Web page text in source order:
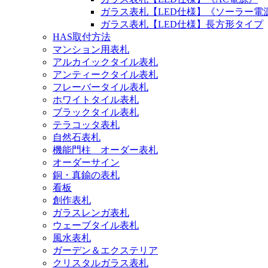
ガラス表札【LED仕様】《ソーラー電
ガラス表札【LED仕様】長方形タイプ
HAS取付方法
マンション用表札
アルカイックタイル表札
アンティークタイル表札
フレーバータイル表札
ホワイトタイル表札
ブラックタイル表札
テラコッタ表札
自然石表札
機能門柱 オーダー表札
オーダーサイン
銅・真鍮の表札
看板
創作表札
ガラスレンガ表札
ウェーブタイル表札
風水表札
ガーデン＆エクステリア
クリスタルガラス表札